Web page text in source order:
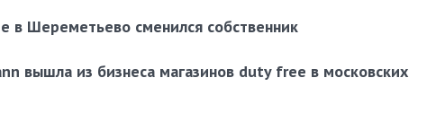
в Шереметьево сменился собственник
вышла из бизнеса магазинов duty free в московских